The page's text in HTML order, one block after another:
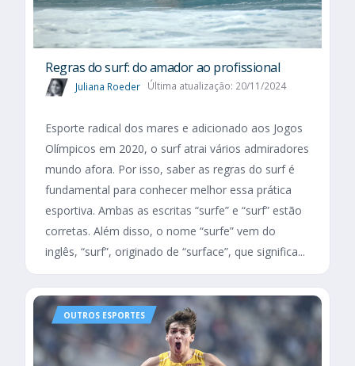
Regras do surf: do amador ao profissional
Juliana Roeder Última atualização: 20/11/2024
Esporte radical dos mares e adicionado aos Jogos
Olímpicos em 2020, o surf atrai vários admiradores
mundo afora. Por isso, saber as regras do surf é
fundamental para conhecer melhor essa prática
esportiva. Ambas as escritas “surfe” e “surf” estão
corretas. Além disso, o nome “surfe” vem do
inglês, “surf”, originado de “surface”, que significa...
OUTROS ESPORTES